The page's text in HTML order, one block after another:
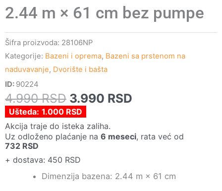
2.44 m × 61 cm bez pumpe
Šifra proizvoda: 28106NP
Kategorije: Bazeni i oprema, Bazeni sa prstenom na
naduvavanje, Dvorište i bašta
ID: 90224
4.990RSD Originalna
cena
je
bila:
4.990 RSD.
3.990 RSD
3.990 RSD.
Ušteda: 1.000 RSD
Akcija traje do isteka zaliha.
Uz odloženo plaćanje na 6 meseci, rata već od
732 RSD
+ dostava: 450 RSD
Dimenzija bazena: 2.44 m × 61 cm